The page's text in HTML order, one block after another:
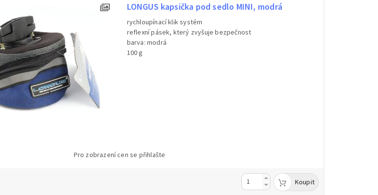
LONGUS kapsička pod sedlo MINI, modrá
rychloupínací klik systém
reflexní pásek, který zvyšuje bezpečnost
barva: modrá
100 g
Pro zobrazení cen se přihlašte
Koupit